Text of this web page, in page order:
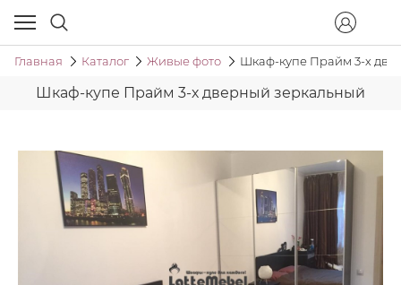
Главная Каталог Живые фото Шкаф-купе Прайм 3-х
Шкаф-купе Прайм 3-х дверный зеркальный